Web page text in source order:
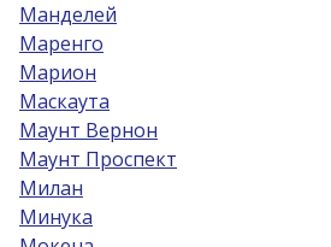
Манделей
Маренго
Марион
Маскаута
Маунт Вернон
Маунт Проспект
Милан
Минука